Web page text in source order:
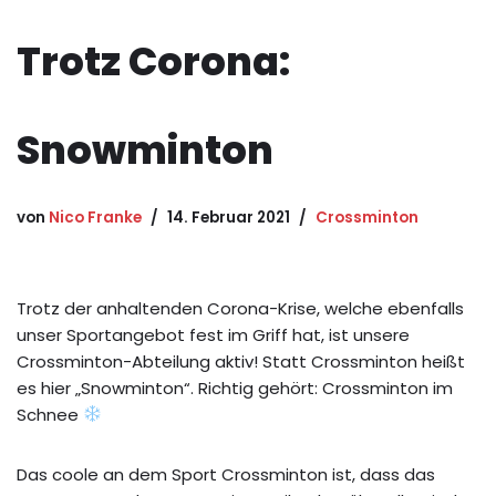
Trotz Corona:
Snowminton
von Nico Franke 14. Februar 2021 Crossminton
Trotz der anhaltenden Corona-Krise, welche ebenfalls
unser Sportangebot fest im Griff hat, ist unsere
Crossminton-Abteilung aktiv! Statt Crossminton heißt
es hier „Snowminton“. Richtig gehört: Crossminton im
Schnee
Das coole an dem Sport Crossminton ist, dass das